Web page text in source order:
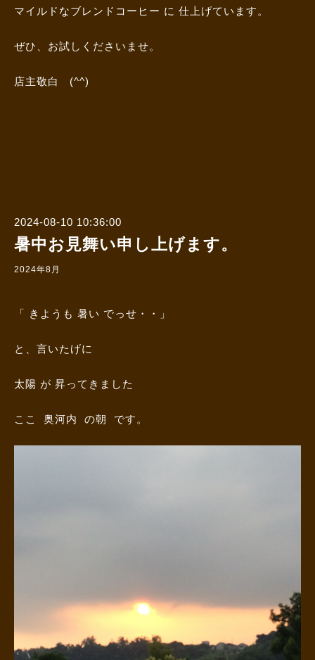
マイルドなブレンドコーヒー に 仕上げています。
ぜひ、お試しくださいませ。
店主敬白 (^^)
2024-08-10 10:36:00
暑中お見舞い申し上げます。
2024年8月
「 きようも 暑い でっせ・・」
と、言いたげに
太陽 が 昇ってきました
ここ 奥河内 の朝 です。